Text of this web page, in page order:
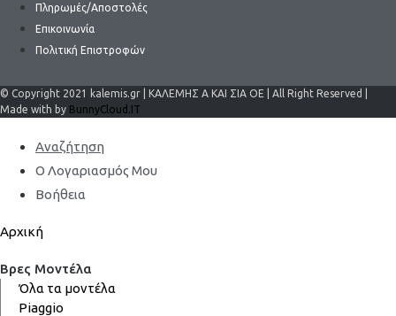
Πληρωμές/Αποστολές
Επικοινωνία
Πολιτική Επιστροφών
© Copyright 2021 kalemis.gr | ΚΑΛΕΜΗΣ Α ΚΑΙ ΣΙΑ ΟΕ | All Right Reserved |
Made with by BunnyCloud.IT
Αναζήτηση
Ο Λογαριασμός Μου
Βοήθεια
Αρχική
Βρες Μοντέλα
Όλα τα μοντέλα
Piaggio